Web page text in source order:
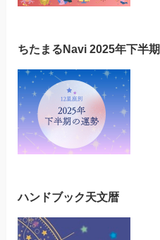
ちたまるNavi 2025年下半
ハンドブック天文暦